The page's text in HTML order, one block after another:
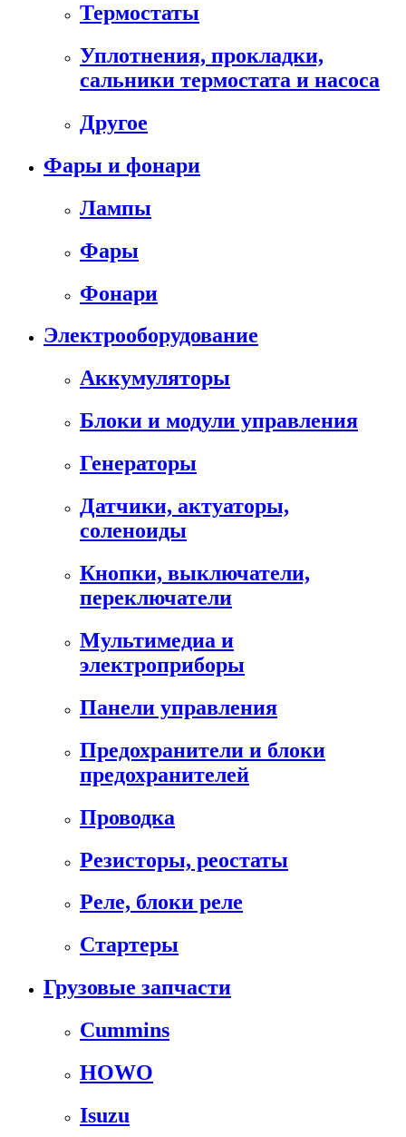
Термостаты
Уплотнения, прокладки,
сальники термостата и насоса
Другое
Фары и фонари
Лампы
Фары
Фонари
Электрооборудование
Аккумуляторы
Блоки и модули управления
Генераторы
Датчики, актуаторы,
соленоиды
Кнопки, выключатели,
переключатели
Мультимедиа и
электроприборы
Панели управления
Предохранители и блоки
предохранителей
Проводка
Резисторы, реостаты
Реле, блоки реле
Стартеры
Грузовые запчасти
Cummins
HOWO
Isuzu